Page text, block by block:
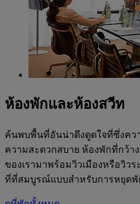
ห้องพักและห้องสวีท
ค้นพบพื้นที่อันน่าดึงดูดใจที่ซึ่งคว
ความสะดวกสบาย ห้องพักที่กว้า
ของเรามาพร้อมวิวเมืองหรือวิว
ที่ที่สมบูรณ์แบบสำหรับการหยุดพั